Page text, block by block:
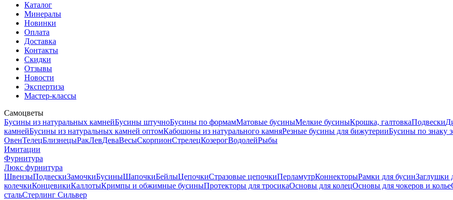
Каталог
Минералы
Новинки
Оплата
Доставка
Контакты
Скидки
Отзывы
Новости
Экспертиза
Мастер-классы
Самоцветы
Бусины из натуральных камнейБусины штучноБусины по формамМатовые бусиныМелкие бусиныКрошка, галтовкаПодвески
камнейБусины из натуральных камней оптомКабошоны из натурального камняРезные бусины для бижутерииБусины по знаку
ОвенТелецБлизнецыРакЛевДеваВесыСкорпионСтрелецКозерогВодолейРыбы
Имитации
Фурнитура
Люкс фурнитура
ШвензыПодвескиЗамочкиБусиныШапочкиБейлыЦепочкиСтразовые цепочкиПерламутрКоннекторыРамки для бусинЗаглушки
колечкиКонцевикиКаллотыКримпы и обжимные бусиныПротекторы для тросикаОсновы для колецОсновы для чокеров и колье
стальСтерлинг Сильвер